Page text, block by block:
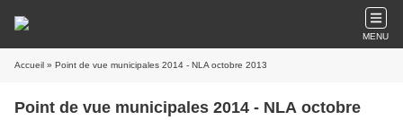
MENU
Accueil » Point de vue municipales 2014 - NLA octobre 2013
Point de vue municipales 2014 - NLA octobre